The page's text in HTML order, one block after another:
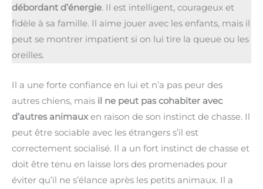
débordant d’énergie. Il est intelligent, courageux et
fidèle à sa famille. Il aime jouer avec les enfants, mais il
peut se montrer impatient si on lui tire la queue ou les
oreilles.
Il a une forte confiance en lui et n’a pas peur des
autres chiens, mais il ne peut pas cohabiter avec
d’autres animaux en raison de son instinct de chasse. Il
peut être sociable avec les étrangers s’il est
correctement socialisé. Il a un fort instinct de chasse et
doit être tenu en laisse lors des promenades pour
éviter qu’il ne s’élance après les petits animaux. Il a